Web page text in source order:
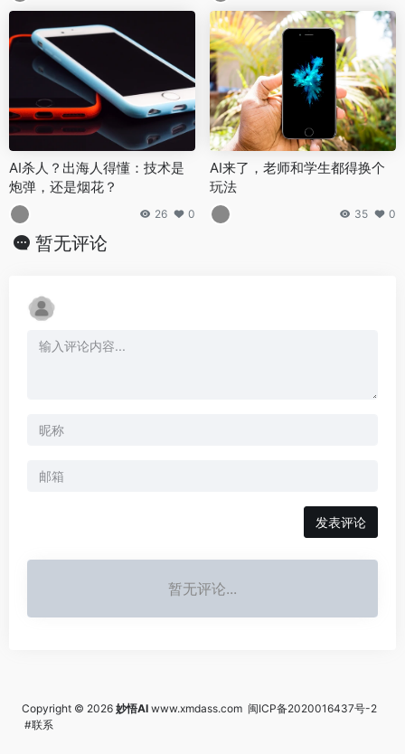
AI杀人？出海人得懂：技术是
炮弹，还是烟花？
26 0
AI来了，老师和学生都得换个
玩法
35 0
暂无评论
发表评论
暂无评论...
Copyright © 2026 妙悟AI www.xmdass.com 闽ICP备2020016437号-2
#联系